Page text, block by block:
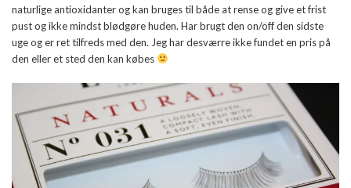
naturlige antioxidanter og kan bruges til både at rense og give et frist
pust og ikke mindst blødgøre huden. Har brugt den on/off den sidste
uge og er ret tilfreds med den. Jeg har desværre ikke fundet en pris på
den eller et sted den kan købes